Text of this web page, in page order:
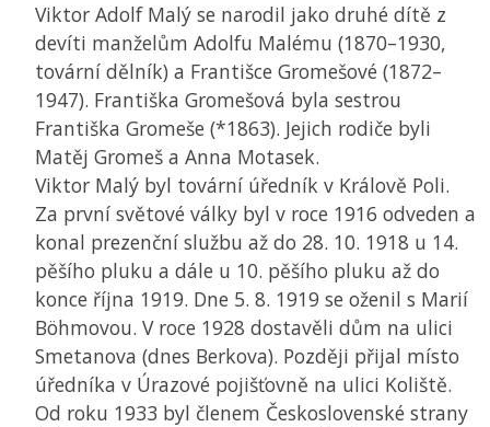
Viktor Adolf Malý se narodil jako druhé dítě z
devíti manželům Adolfu Malému (1870–1930,
tovární dělník) a Františce Gromešové (1872–
1947). Františka Gromešová byla sestrou
Františka Gromeše (*1863). Jejich rodiče byli
Matěj Gromeš a Anna Motasek.
Viktor Malý byl tovární úředník v Králově Poli.
Za první světové války byl v roce 1916 odveden a
konal prezenční službu až do 28. 10. 1918 u 14.
pěšího pluku a dále u 10. pěšího pluku až do
konce října 1919. Dne 5. 8. 1919 se oženil s Marií
Böhmovou. V roce 1928 dostavěli dům na ulici
Smetanova (dnes Berkova). Později přijal místo
úředníka v Úrazové pojišťovně na ulici Koliště.
Od roku 1933 byl členem Československé strany